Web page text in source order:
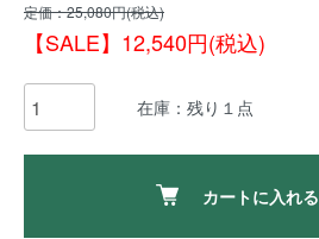
定価：25,080円(税込)
【SALE】12,540円(税込)
在庫：残り１点
カートに入れる